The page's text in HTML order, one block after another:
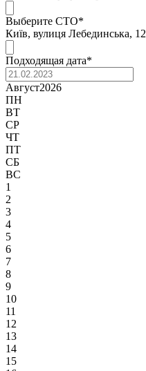
Выберите СТО*
Київ, вулиця Лебединська, 12
Подходящая дата*
Август2026
ПН
ВТ
СР
ЧТ
ПТ
СБ
ВС
1
2
3
4
5
6
7
8
9
10
11
12
13
14
15